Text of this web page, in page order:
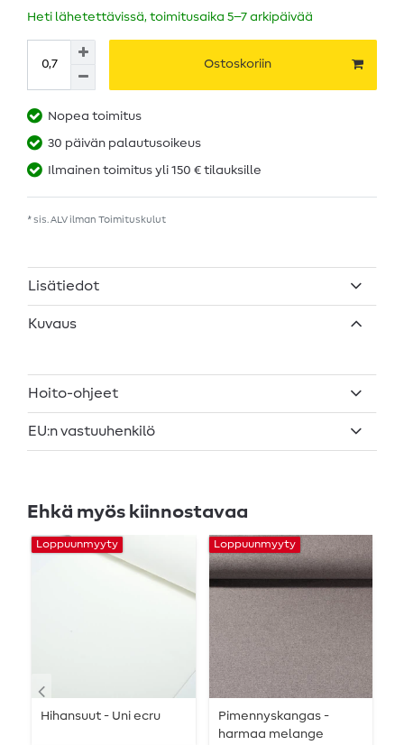
Heti lähetettävissä, toimitusaika 5–7 arkipäivää
Ostoskoriin
Nopea toimitus
30 päivän palautusoikeus
Ilmainen toimitus yli 150 € tilauksille
* sis. ALV ilman Toimituskulut
Lisätiedot
Kuvaus
Hoito-ohjeet
EU:n vastuuhenkilö
Ehkä myös kiinnostavaa
Loppuunmyyty
Hihansuut - Uni ecru
Loppuunmyyty
Pimennyskangas -
harmaa melange